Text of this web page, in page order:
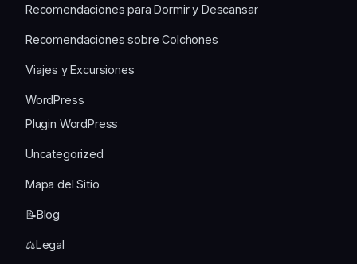
Recomendaciones para Dormir y Descansar
Recomendaciones sobre Colchones
Viajes y Excursiones
WordPress
Plugin WordPress
Uncategorized
Mapa del Sitio
📝Blog
⚖️Legal